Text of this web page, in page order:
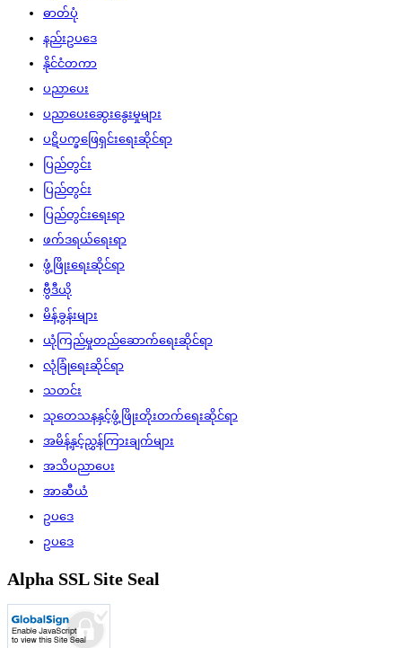
ဓာတ်ပုံ
နည်းဥပဒေ
နိုင်ငံတကာ
ပညာပေး
ပညာပေးဆွေးနွေးမှုများ
ပဋိပက္ခဖြေရှင်းရေးဆိုင်ရာ
ပြည်တွင်း
ပြည်တွင်း
ပြည်တွင်းရေးရာ
ဖက်ဒရယ်ရေးရာ
ဖွံ့ဖြိုးရေးဆိုင်ရာ
ဗွီဒီယို
မိန့်ခွန်းများ
ယုံကြည်မှုတည်ဆောက်ရေးဆိုင်ရာ
လုံခြုံရေးဆိုင်ရာ
သတင်း
သုတေသနနှင့်ဖွံ့ဖြိုးတိုးတက်ရေးဆိုင်ရာ
အမိန့်နှင့်ညွှန်ကြားချက်များ
အသိပညာပေး
အာဆီယံ
ဥပဒေ
ဥပဒေ
Alpha SSL Site Seal